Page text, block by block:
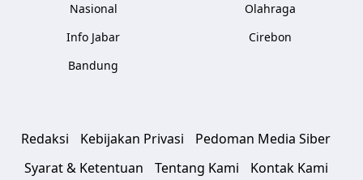
Nasional
Info Jabar
Bandung
Olahraga
Cirebon
Redaksi Kebijakan Privasi
Pedoman Media Siber
Syarat & Ketentuan
Tentang Kami Kontak Kami